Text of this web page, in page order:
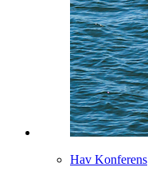
Hav Konferens